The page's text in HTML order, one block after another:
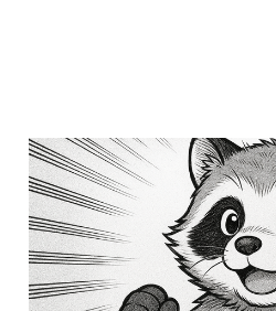
Il buffo tanuki
13 mag 20253 min read